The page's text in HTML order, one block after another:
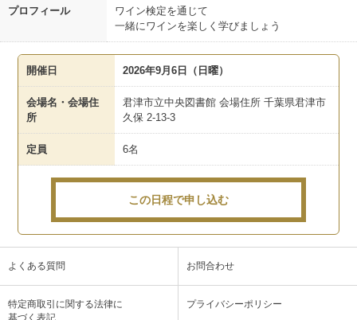
プロフィール
ワイン検定を通じて
一緒にワインを楽しく学びましょう
開催日 2026年9月6日（日曜）
会場名・会場住
所
君津市立中央図書館 会場住所 千葉県君津市
久保 2-13-3
定員 6名
この日程で申し込む
よくある質問 お問合わせ
特定商取引に関する法律に
基づく表記
プライバシーポリシー